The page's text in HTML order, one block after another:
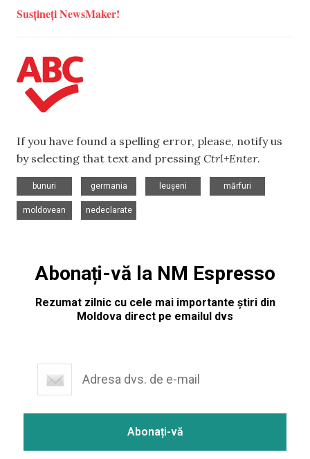
Susțineți NewsMaker!
If you have found a spelling error, please, notify us
by selecting that text and pressing Ctrl+Enter.
bunuri
germania
leușeni
mărfuri
moldovean
nedeclarate
Abonați-vă la NM Espresso
Rezumat zilnic cu cele mai importante știri din
Moldova direct pe emailul dvs